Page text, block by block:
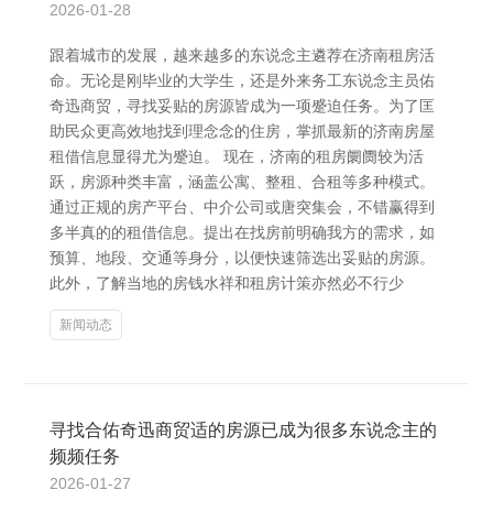
2026-01-28
跟着城市的发展，越来越多的东说念主遴荐在济南租房活
命。无论是刚毕业的大学生，还是外来务工东说念主员佑
奇迅商贸，寻找妥贴的房源皆成为一项蹙迫任务。为了匡
助民众更高效地找到理念念的住房，掌抓最新的济南房屋
租借信息显得尤为蹙迫。 现在，济南的租房阛阓较为活
跃，房源种类丰富，涵盖公寓、整租、合租等多种模式。
通过正规的房产平台、中介公司或唐突集会，不错赢得到
多半真的的租借信息。提出在找房前明确我方的需求，如
预算、地段、交通等身分，以便快速筛选出妥贴的房源。
此外，了解当地的房钱水祥和租房计策亦然必不行少
新闻动态
寻找合佑奇迅商贸适的房源已成为很多东说念主的
频频任务
2026-01-27